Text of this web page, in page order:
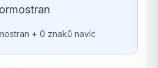
+ 0 znaků navíc